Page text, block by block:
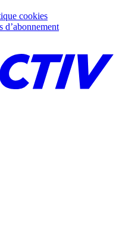
cookies
d’abonnement